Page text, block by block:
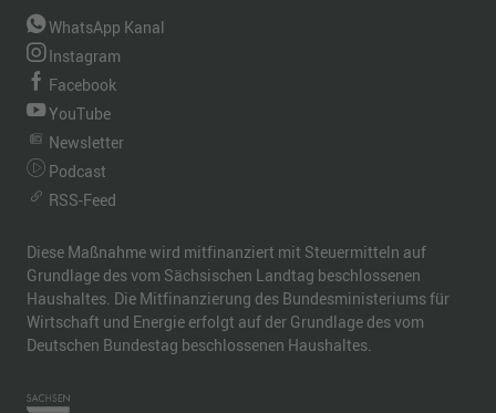
WhatsApp Kanal
Instagram
Facebook
YouTube
Newsletter
Podcast
RSS-Feed
Diese Maßnahme wird mitfinanziert mit Steuermitteln auf
Grundlage des vom Sächsischen Landtag beschlossenen
Haushaltes. Die Mitfinanzierung des Bundesministeriums für
Wirtschaft und Energie erfolgt auf der Grundlage des vom
Deutschen Bundestag beschlossenen Haushaltes.